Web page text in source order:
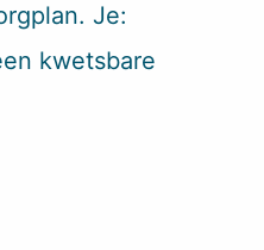
Je:
kwetsbare